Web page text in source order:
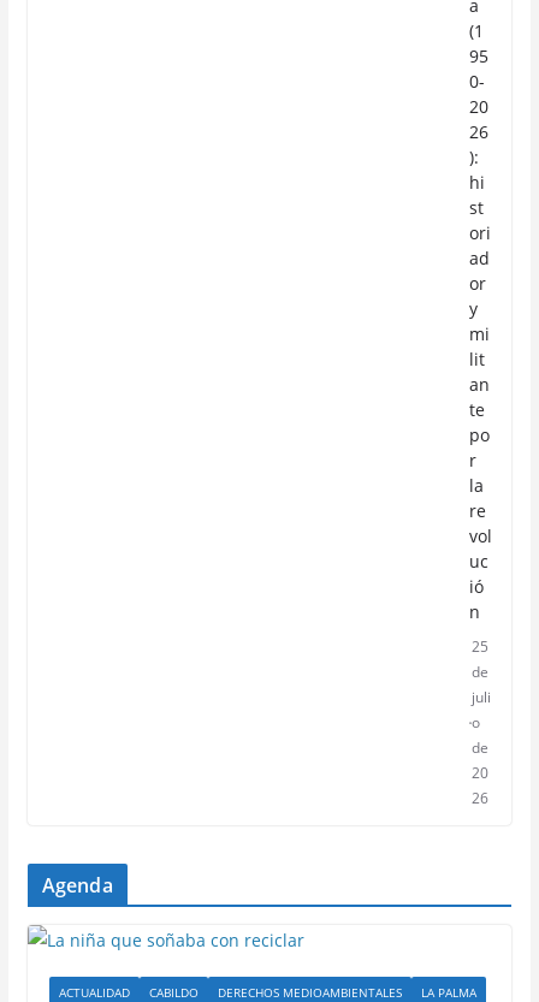
a
(1
95
0-
20
26
):
hi
st
ori
ad
or
y
mi
lit
an
te
po
r
la
re
vol
uc
ió
n
25
de
juli
o
de
20
26
Agenda
ACTUALIDAD CABILDO DERECHOS MEDIOAMBIENTALES
LA PALMA